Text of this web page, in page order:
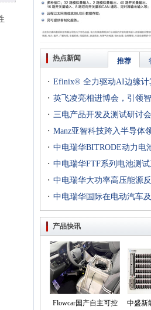
热点新闻 推荐
· Efinix® 全力驱动AI边缘计
出Trion™ T20 FPGA样品,
到二十万逻辑单元的T200
· 英飞凌亮相进博会，引领
· 三电产品开发及测试研讨
专场成功举行
· Manz亚智科技跨入半导体
扇出型封装提供化学湿制程
用等生产设备解决方案
· 中电瑞华BITRODE动力电
利交付北汽新能源
· 中电瑞华FTF系列电池测
京新能源汽车股份有限公司
· 中电瑞华大功率高压能源
统成功交付中电熊猫
· 中电瑞华国际在电动汽车
评研讨会上演绎先进测评技
产品快讯
Flowcar国产自主可控 中盛新